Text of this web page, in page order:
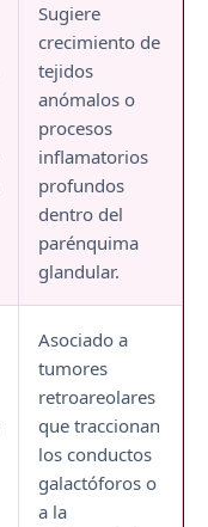
Sugiere
crecimiento de
tejidos
anómalos o
procesos
inflamatorios
profundos
dentro del
parénquima
glandular.
Asociado a
tumores
retroareolares
que traccionan
los conductos
galactóforos o
a la